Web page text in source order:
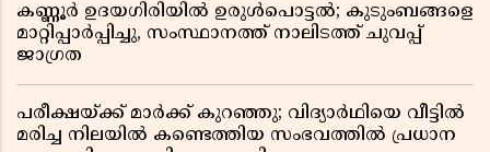
കണ്ണൂർ ഉദയഗിരിയിൽ ഉരുൾപൊട്ടൽ; കുടുംബങ്ങളെ
മാറ്റിപ്പാർപ്പിച്ചു, സംസ്ഥാനത്ത് നാലിടത്ത് ചുവപ്പ്
ജാഗ്രത
പരീക്ഷയ്ക്ക് മാർക്ക് കുറഞ്ഞു; വിദ്യാർഥിയെ വീട്ടിൽ
മരിച്ച നിലയിൽ കണ്ടെത്തിയ സംഭവത്തിൽ പ്രധാന